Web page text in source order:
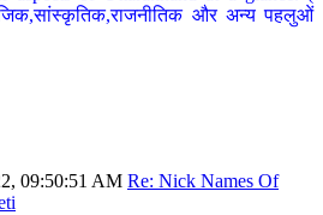
और अन्य पहलुओं
09:50:51 AM Re: Nick Names Of